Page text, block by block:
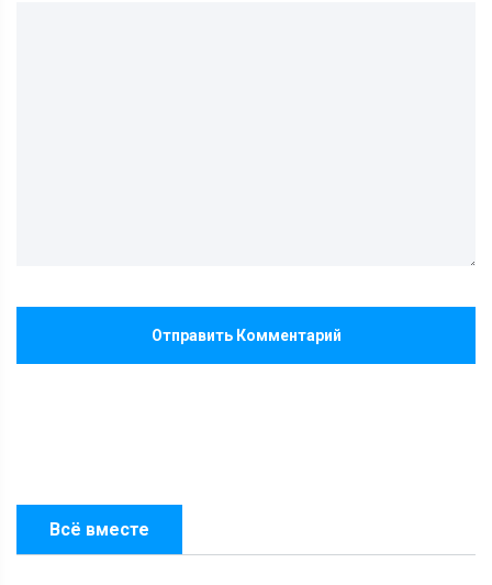
Всё вместе
Отправить Комментарий